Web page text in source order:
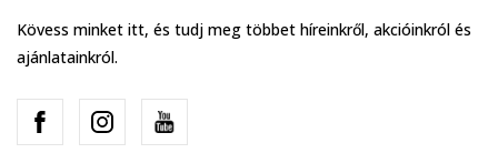
Kövess minket itt, és tudj meg többet híreinkről, akcióinkról és
ajánlatainkról.